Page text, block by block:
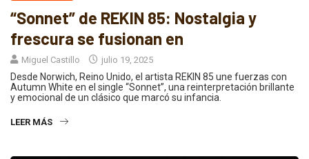
“Sonnet” de REKIN 85: Nostalgia y
frescura se fusionan en
Miguel Castillo julio 19, 2025
Desde Norwich, Reino Unido, el artista REKIN 85 une fuerzas con
Autumn White en el single “Sonnet”, una reinterpretación brillante
y emocional de un clásico que marcó su infancia.
LEER MÁS